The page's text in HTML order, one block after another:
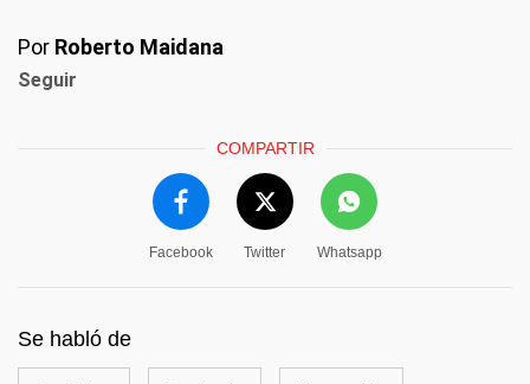
Por Roberto Maidana
Seguir
COMPARTIR
Facebook Twitter Whatsapp
Se habló de